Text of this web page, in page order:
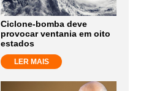
Ciclone-bomba deve
provocar ventania em oito
estados
LER MAIS